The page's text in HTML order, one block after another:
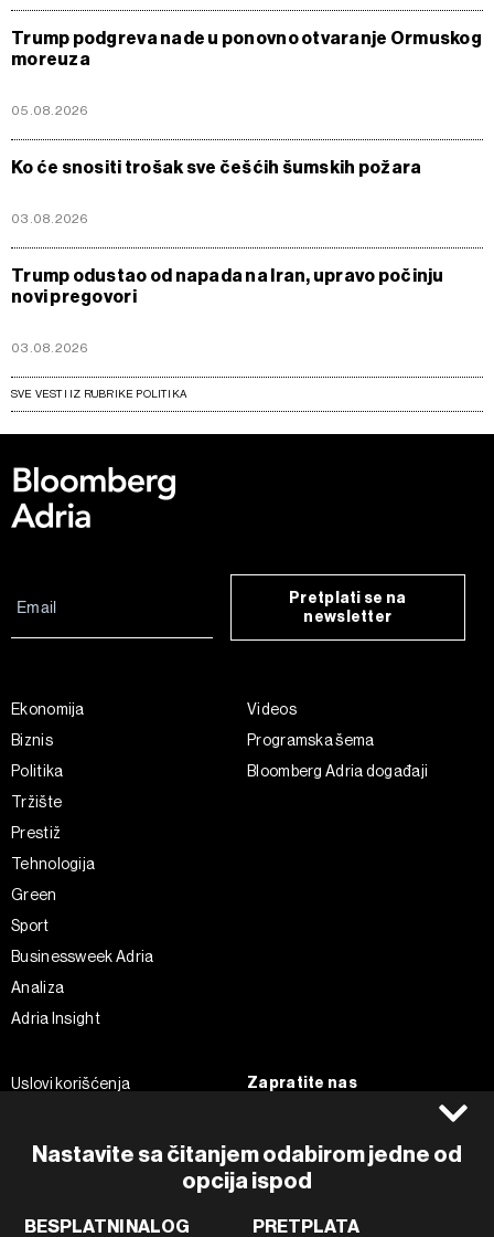
Trump podgreva nade u ponovno otvaranje Ormuskog
moreuza
05.08.2026
Ko će snositi trošak sve češćih šumskih požara
03.08.2026
Trump odustao od napada na Iran, upravo počinju
novi pregovori
03.08.2026
SVE VESTI IZ RUBRIKE POLITIKA
Nastavite sa čitanjem odabirom jedne od
opcija ispod
BESPLATNI NALOG PRETPLATA
Pretplati se na
newsletter
Ekonomija
Biznis
Politika
Tržište
Prestiž
Tehnologija
Green
Sport
Businessweek Adria
Analiza
Adria Insight
Videos
Programska šema
Bloomberg Adria događaji
Uslovi korišćenja
Impressum
Zapratite nas
Instagram
Twitter